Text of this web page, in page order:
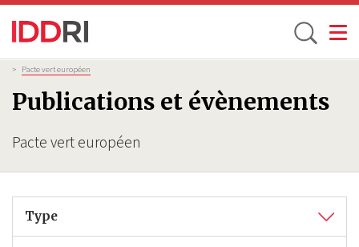
Aller
au
contenu
principal
Toggle
Publications et évènements
Pacte vert européen
Fil
d'Ariane
> Pacte vert européen
Type